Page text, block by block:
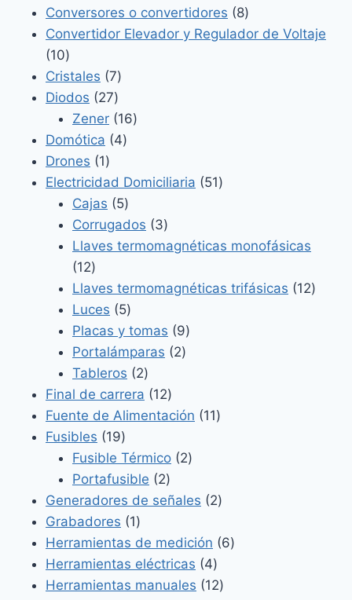
productos
Conversores o convertidores 88
productos
Convertidor Elevador y Regulador de Voltaje
1010
productos
Cristales 77
productos
Diodos 2727
productos
Zener 1616
Domótica 44
Drones 11
producto
Electricidad Domiciliaria 5151
Cajas 55
productos
Corrugados 33
productos
Llaves termomagnéticas monofásicas
1212
productos
Llaves termomagnéticas trifásicas 1212
Luces 55
productos
Placas y tomas 99
productos
Portalámparas 22
Tableros 22
productos
Final de carrera 1212
productos
Fuente de Alimentación 1111
Fusibles 1919
productos
Fusible Térmico 22
Portafusible 22
productos
Generadores de señales 22
Grabadores 11
producto
Herramientas de medición 66
Herramientas eléctricas 44
productos
Herramientas manuales 1212